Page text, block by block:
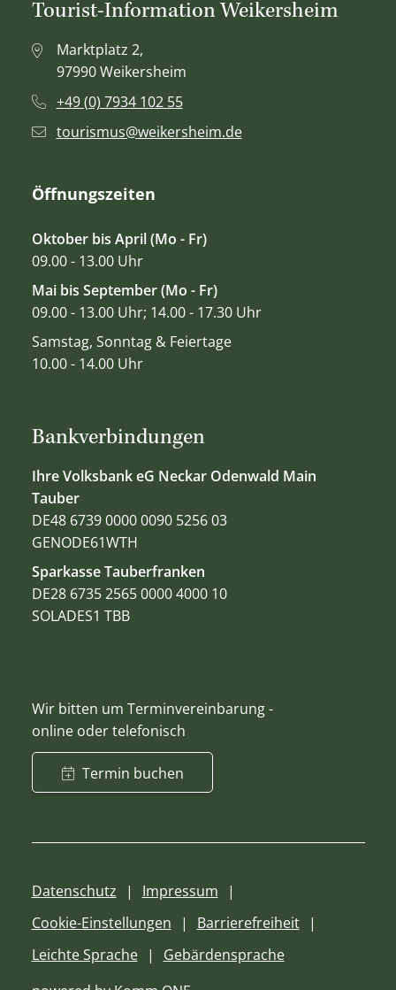
Bankverbindungen
Ihre Volksbank eG Neckar Odenwald Main
Tauber
DE48 6739 0000 0090 5256 03
GENODE61WTH
Sparkasse Tauberfranken
DE28 6735 2565 0000 4000 10
SOLADES1 TBB
Wir bitten um Terminvereinbarung -
online oder telefonisch
Termin buchen
Tourist-Information Weikersheim
Marktplatz 2,
97990 Weikersheim
+49 (0) 7934 102 55
tourismus@weikersheim.de
Öffnungszeiten
Oktober bis April (Mo - Fr)
09.00 - 13.00 Uhr
Mai bis September (Mo - Fr)
09.00 - 13.00 Uhr; 14.00 - 17.30 Uhr
Samstag, Sonntag & Feiertage
10.00 - 14.00 Uhr
Datenschutz
Impressum
Cookie-Einstellungen
Barrierefreiheit
Leichte Sprache
Gebärdensprache